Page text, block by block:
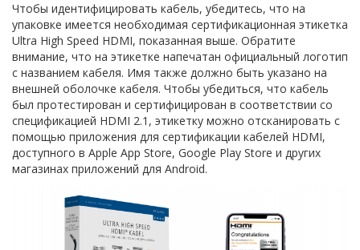
Чтобы идентифицировать кабель, убедитесь, что на
упаковке имеется необходимая сертификационная этикетка
Ultra High Speed HDMI, показанная выше. Обратите
внимание, что на этикетке напечатан официальный логотип
с названием кабеля. Имя также должно быть указано на
внешней оболочке кабеля. Чтобы убедиться, что кабель
был протестирован и сертифицирован в соответствии со
спецификацией HDMI 2.1, этикетку можно отсканировать с
помощью приложения для сертификации кабелей HDMI,
доступного в Apple App Store, Google Play Store и других
магазинах приложений для Android.